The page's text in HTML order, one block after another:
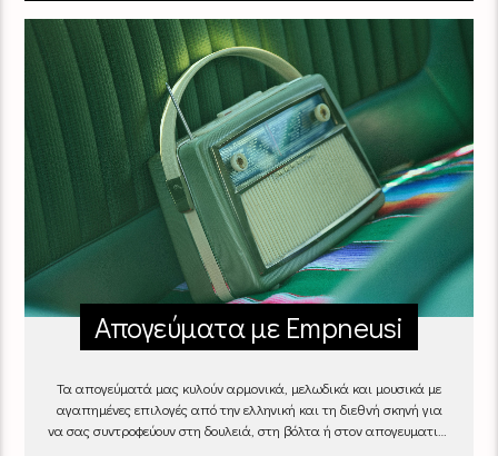
Απογεύματα με Empneusi
Τα απογεύματά μας κυλούν αρμονικά, μελωδικά και μουσικά με
αγαπημένες επιλογές από την ελληνική και τη διεθνή σκηνή για
να σας συντροφεύουν στη δουλειά, στη βόλτα ή στον απογευματινό